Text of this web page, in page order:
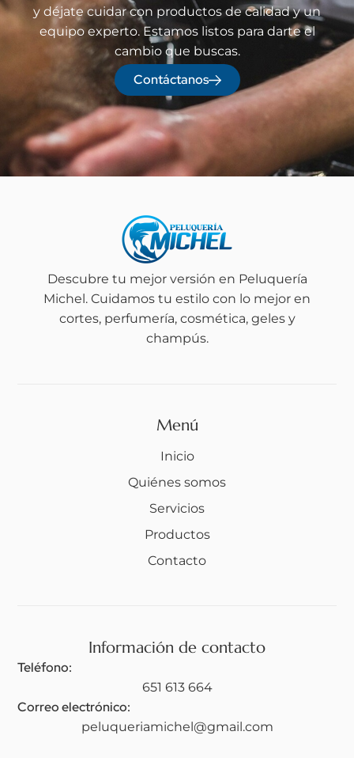
y déjate cuidar con productos de calidad y un
equipo experto. Estamos listos para darte el
cambio que buscas.
Contáctanos
Descubre tu mejor versión en Peluquería
Michel. Cuidamos tu estilo con lo mejor en
cortes, perfumería, cosmética, geles y
champús.
Menú
Inicio
Quiénes somos
Servicios
Productos
Contacto
Información de contacto
Teléfono:
651 613 664
Correo electrónico:
peluqueriamichel@gmail.com